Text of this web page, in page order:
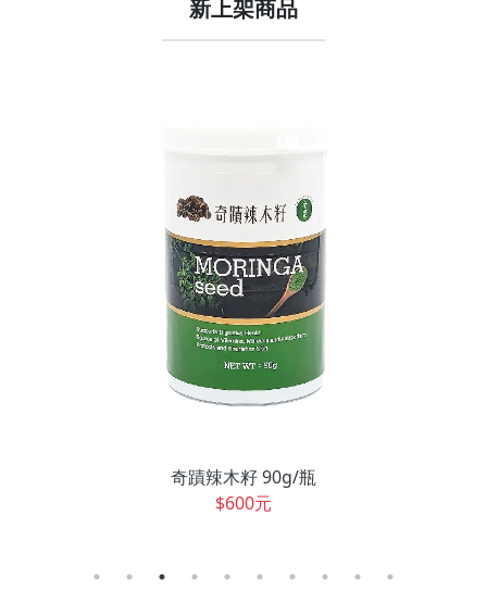
新上架商品
辣木香椿醬300g/瓶
$250元